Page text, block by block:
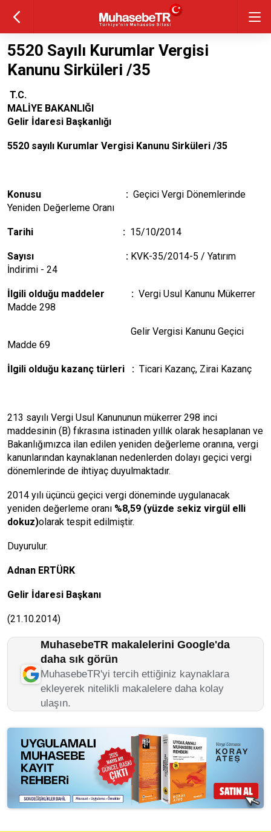
5520 Sayılı Kurumlar Vergisi
Kanunu Sirküleri /35
T.C.
MALİYE BAKANLIĞI
Gelir İdaresi Başkanlığı
5520 sayılı Kurumlar Vergisi Kanunu Sirküleri /35
Konusu : Geçici Vergi Dönemlerinde
Yeniden Değerleme Oranı
Tarihi : 15/10/2014
Sayısı : KVK-35/2014-5 / Yatırım
İndirimi - 24
İlgili olduğu maddeler : Vergi Usul Kanunu Mükerrer
Madde 298
Gelir Vergisi Kanunu Geçici
Madde 69
İlgili olduğu kazanç türleri : Ticari Kazanç, Zirai Kazanç
213 sayılı Vergi Usul Kanununun mükerrer 298 inci
maddesinin (B) fıkrasına istinaden yıllık olarak hesaplanan ve
Bakanlığımızca ilan edilen yeniden değerleme oranına, vergi
kanunlarından kaynaklanan nedenlerden dolayı geçici vergi
dönemlerinde de ihtiyaç duyulmaktadır.
2014 yılı üçüncü geçici vergi döneminde uygulanacak
yeniden değerleme oranı %8,59 (yüzde sekiz virgül elli
dokuz)olarak tespit edilmiştir.
Duyurulur.
Adnan ERTÜRK
Gelir İdaresi Başkanı
(21.10.2014)
MuhasebeTR makalelerini Google'da
daha sık görün
MuhasebeTR'yi tercih ettiğiniz kaynaklara
ekleyerek nitelikli makalelere daha kolay
ulaşın.